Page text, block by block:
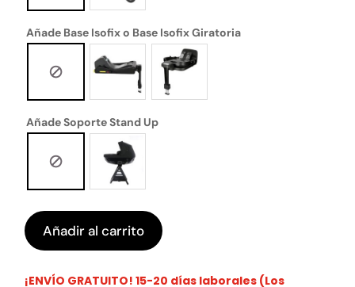
Añade Base Isofix o Base Isofix Giratoria
Añade Soporte Stand Up
Añadir al carrito
¡ENVÍO GRATUITO! 15-20 días laborales (Los